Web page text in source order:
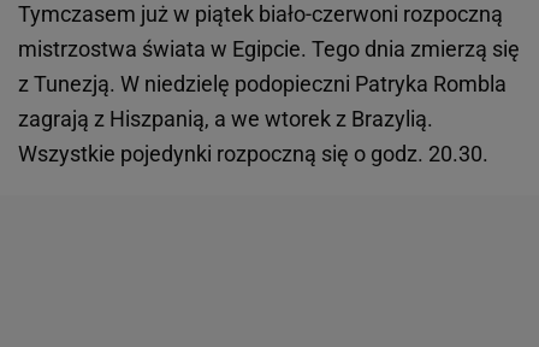
Tymczasem już w piątek biało-czerwoni rozpoczną
mistrzostwa świata w Egipcie. Tego dnia zmierzą się
z Tunezją. W niedzielę podopieczni Patryka Rombla
zagrają z Hiszpanią, a we wtorek z Brazylią.
Wszystkie pojedynki rozpoczną się o godz. 20.30.